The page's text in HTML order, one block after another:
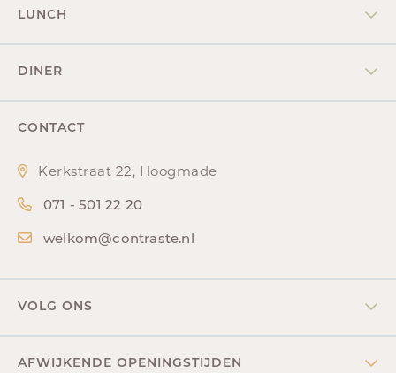
LUNCH
DINER
CONTACT
Kerkstraat 22, Hoogmade
071 - 501 22 20
welkom@contraste.nl
VOLG ONS
nieuwsbrief
AFWIJKENDE OPENINGSTIJDEN